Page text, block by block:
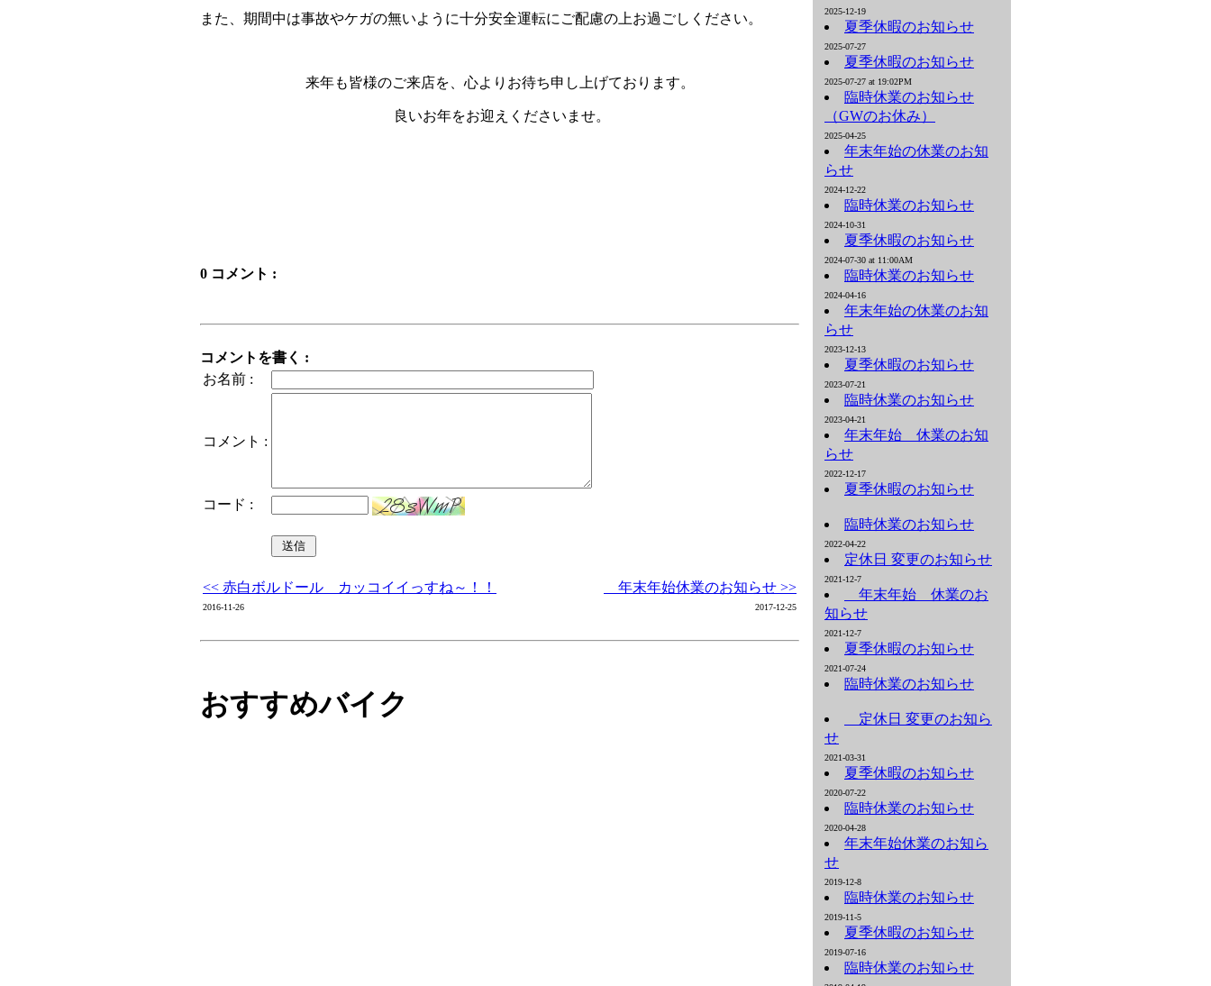
また、期間中は事故やケガの無いように十分安全運転にご配慮の上お過ごしください。
来年も皆様のご来店を、心よりお待ち申し上げております。
良いお年をお迎えくださいませ。
0 コメント :
コメントを書く :
お名前 :
コメント :
コード :
<< 赤白ボルドール カッコイイっすね～！！
2016-11-26
年末年始休業のお知らせ >>
2017-12-25
おすすめバイク
2025-12-19
夏季休暇のお知らせ
2025-07-27
夏季休暇のお知らせ
2025-07-27 at 19:02PM
臨時休業のお知らせ
（GWのお休み）
2025-04-25
年末年始の休業のお知
らせ
2024-12-22
臨時休業のお知らせ
2024-10-31
夏季休暇のお知らせ
2024-07-30 at 11:00AM
臨時休業のお知らせ
2024-04-16
年末年始の休業のお知
らせ
2023-12-13
夏季休暇のお知らせ
2023-07-21
臨時休業のお知らせ
2023-04-21
年末年始 休業のお知
らせ
2022-12-17
夏季休暇のお知らせ
臨時休業のお知らせ
2022-04-22
定休日 変更のお知らせ
2021-12-7
年末年始 休業のお
知らせ
2021-12-7
夏季休暇のお知らせ
2021-07-24
臨時休業のお知らせ
定休日 変更のお知ら
せ
2021-03-31
夏季休暇のお知らせ
2020-07-22
臨時休業のお知らせ
2020-04-28
年末年始休業のお知ら
せ
2019-12-8
臨時休業のお知らせ
2019-11-5
夏季休暇のお知らせ
2019-07-16
臨時休業のお知らせ